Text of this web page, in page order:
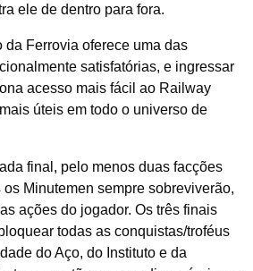
ele de dentro para fora.
da Ferrovia oferece uma das
satisfatórias, e ingressar
acesso mais fácil ao Railway
úteis em todo o universo de
final, pelo menos duas facções
Minutemen sempre sobreviverão,
ações do jogador. Os três finais
todas as conquistas/troféus
do Aço, do Instituto e da